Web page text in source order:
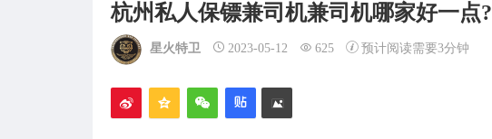
杭州私人保镖兼司机兼司机哪家好一点?
星火特卫 2023-05-12 625 预计阅读需要3分钟